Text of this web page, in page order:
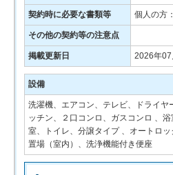
契約時に必要な書類等 個人の方
その他の契約等の注意点
掲載更新日 2026年07
設備
洗濯機、エアコン、テレビ、ドライ
ッチン、２口コンロ、ガスコンロ 、
室、トイレ、分譲タイプ 、オートロ
置場（室内）、洗浄機能付き便座